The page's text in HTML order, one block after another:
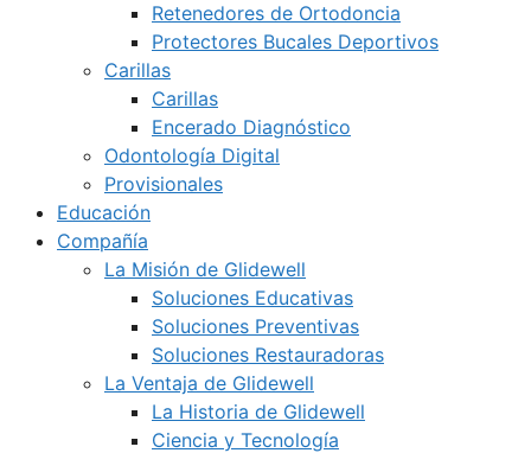
Retenedores de Ortodoncia
Protectores Bucales Deportivos
Carillas
Carillas
Encerado Diagnóstico
Odontología Digital
Provisionales
Educación
Compañía
La Misión de Glidewell
Soluciones Educativas
Soluciones Preventivas
Soluciones Restauradoras
La Ventaja de Glidewell
La Historia de Glidewell
Ciencia y Tecnología